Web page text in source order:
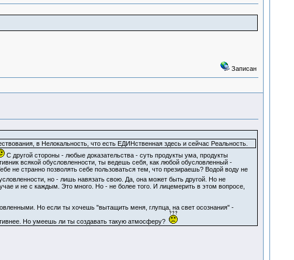
Записан
в Нелокальность, что есть ЕДИНственная здесь и сейчас Реальность.
С другой стороны - любые доказательства - суть продукты ума, продукты
всякой обусловленности, ты ведешь себя, как любой обусловленный -
не странно позволять себе пользоваться тем, что презираешь? Водой воду не
но - лишь навязать свою. Да, она может быть другой. Но не
и не с каждым. Это много. Но - не более того. И лицемерить в этом вопросе,
Но если ты хочешь "вытащить меня, глупца, на свет осознания" -
Но умеешь ли ты создавать такую атмосферу?